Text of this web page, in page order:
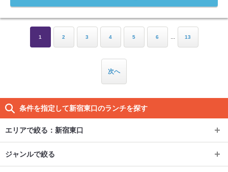
1 2 3 4 5 6 ... 13
次へ
条件を指定して新宿東口のランチを探す
エリアで絞る：新宿東口
エリアで絞る： 新宿東口
品川･目黒･田町･浜松町･五反田
ジャンルで絞る
ジャンルで絞る
こだわりで絞る